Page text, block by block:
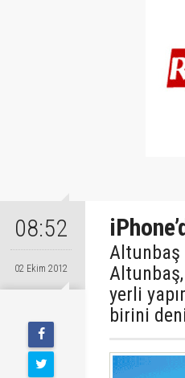
08:52
02 Ekim 2012
Altunbaş
yerli
birini